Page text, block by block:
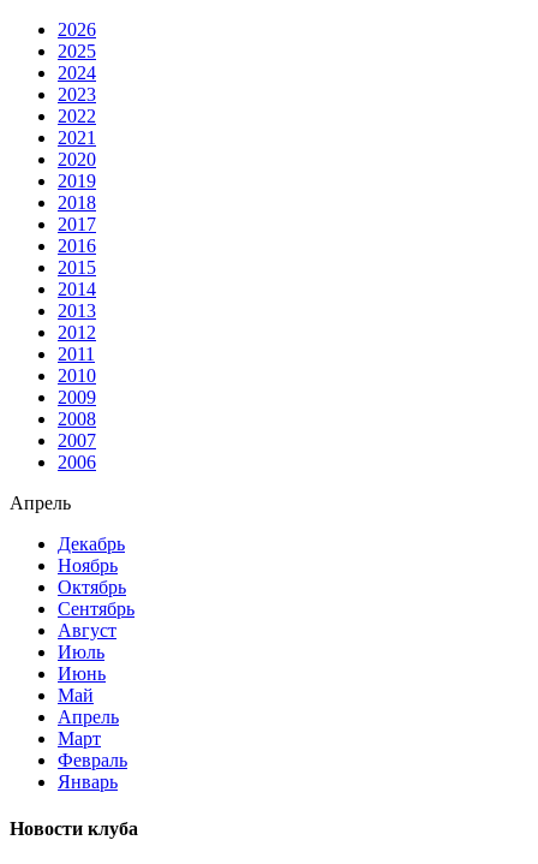
2026
2025
2024
2023
2022
2021
2020
2019
2018
2017
2016
2015
2014
2013
2012
2011
2010
2009
2008
2007
2006
Апрель
Декабрь
Ноябрь
Октябрь
Сентябрь
Август
Июль
Июнь
Май
Апрель
Март
Февраль
Январь
Новости клуба